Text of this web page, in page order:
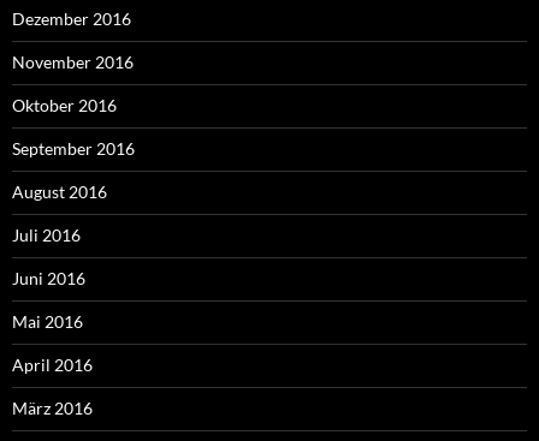
Dezember 2016
November 2016
Oktober 2016
September 2016
August 2016
Juli 2016
Juni 2016
Mai 2016
April 2016
März 2016